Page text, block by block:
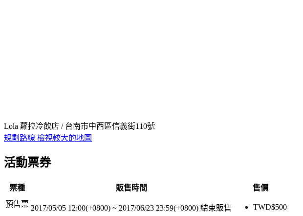
Lola 蘿拉冷飲店 / 台南市中西區信義街110號
規劃路線 檢視較大的地圖
活動票券
票種 販售時間
售價
預售票 2017/05/05 12:00(+0800) ~ 2017/06/23 23:59(+0800) 結束販售 TWD$500